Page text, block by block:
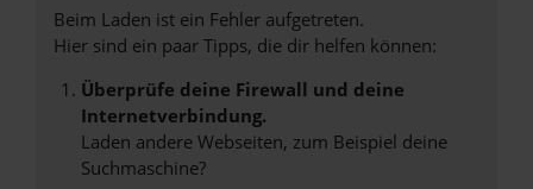
Beim Laden ist ein Fehler aufgetreten.
Hier sind ein paar Tipps, die dir helfen können:
Überprüfe deine Firewall und deine
Internetverbindung.
Laden andere Webseiten, zum Beispiel deine
Suchmaschine?